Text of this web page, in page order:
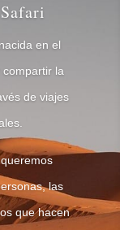
en el
compartir la
de viajes
las
que hacen